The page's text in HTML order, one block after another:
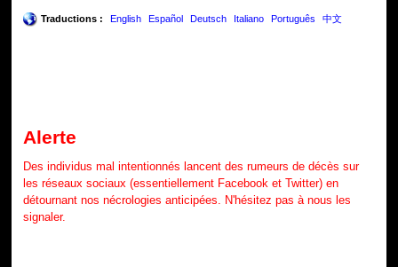
Traductions : English Español Deutsch Italiano Português 中文
Alerte
Des individus mal intentionnés lancent des rumeurs de décès sur
les réseaux sociaux (essentiellement Facebook et Twitter) en
détournant nos nécrologies anticipées. N'hésitez pas à nous les
signaler.